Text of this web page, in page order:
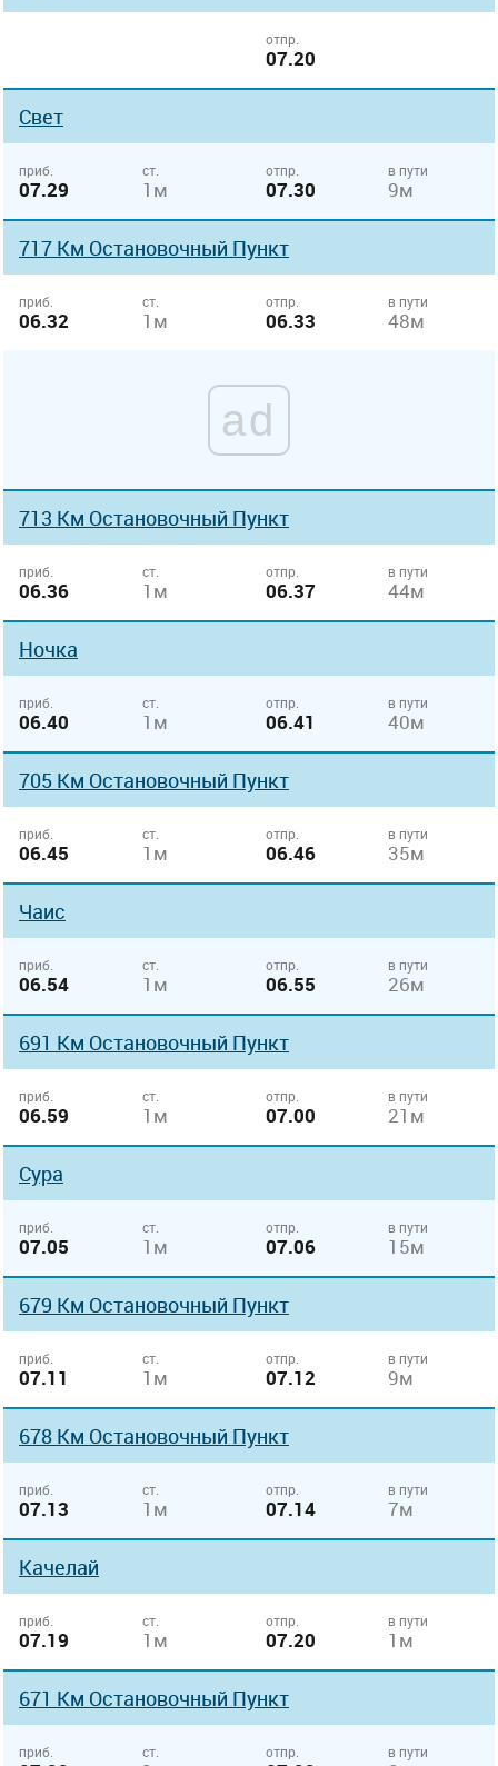
отпр.
07.20
Свет
приб.
07.29
ст.
1м
отпр.
07.30
в пути
9м
717 Км Остановочный Пункт
приб.
06.32
ст.
1м
отпр.
06.33
в пути
48м
ad
713 Км Остановочный Пункт
приб.
06.36
ст.
1м
отпр.
06.37
в пути
44м
Ночка
приб.
06.40
ст.
1м
отпр.
06.41
в пути
40м
705 Км Остановочный Пункт
приб.
06.45
ст.
1м
отпр.
06.46
в пути
35м
Чаис
приб.
06.54
ст.
1м
отпр.
06.55
в пути
26м
691 Км Остановочный Пункт
приб.
06.59
ст.
1м
отпр.
07.00
в пути
21м
Сура
приб.
07.05
ст.
1м
отпр.
07.06
в пути
15м
679 Км Остановочный Пункт
приб.
07.11
ст.
1м
отпр.
07.12
в пути
9м
678 Км Остановочный Пункт
приб.
07.13
ст.
1м
отпр.
07.14
в пути
7м
Качелай
приб.
07.19
ст.
1м
отпр.
07.20
в пути
1м
671 Км Остановочный Пункт
приб. ст. отпр. в пути